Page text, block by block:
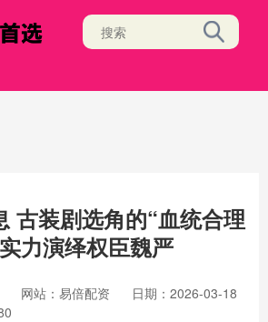
古装剧选角的“血统合理
力演绎权臣魏严
网站：易倍配资
日期：2026-03-18